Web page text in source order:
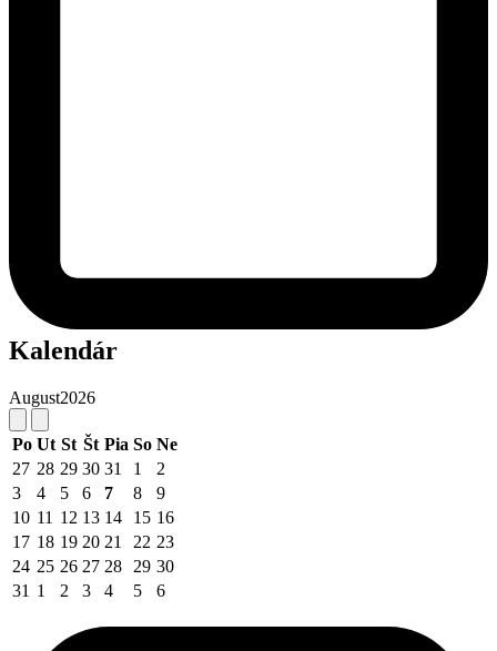
Kalendár
August2026
Po Ut St Št Pia So Ne
27 28 29 30 31 1
2
3
4 5 6 7 8
9
10 11 12 13 14 15 16
17 18 19 20 21 22 23
24 25 26 27 28 29 30
31 1 2 3 4 5 6